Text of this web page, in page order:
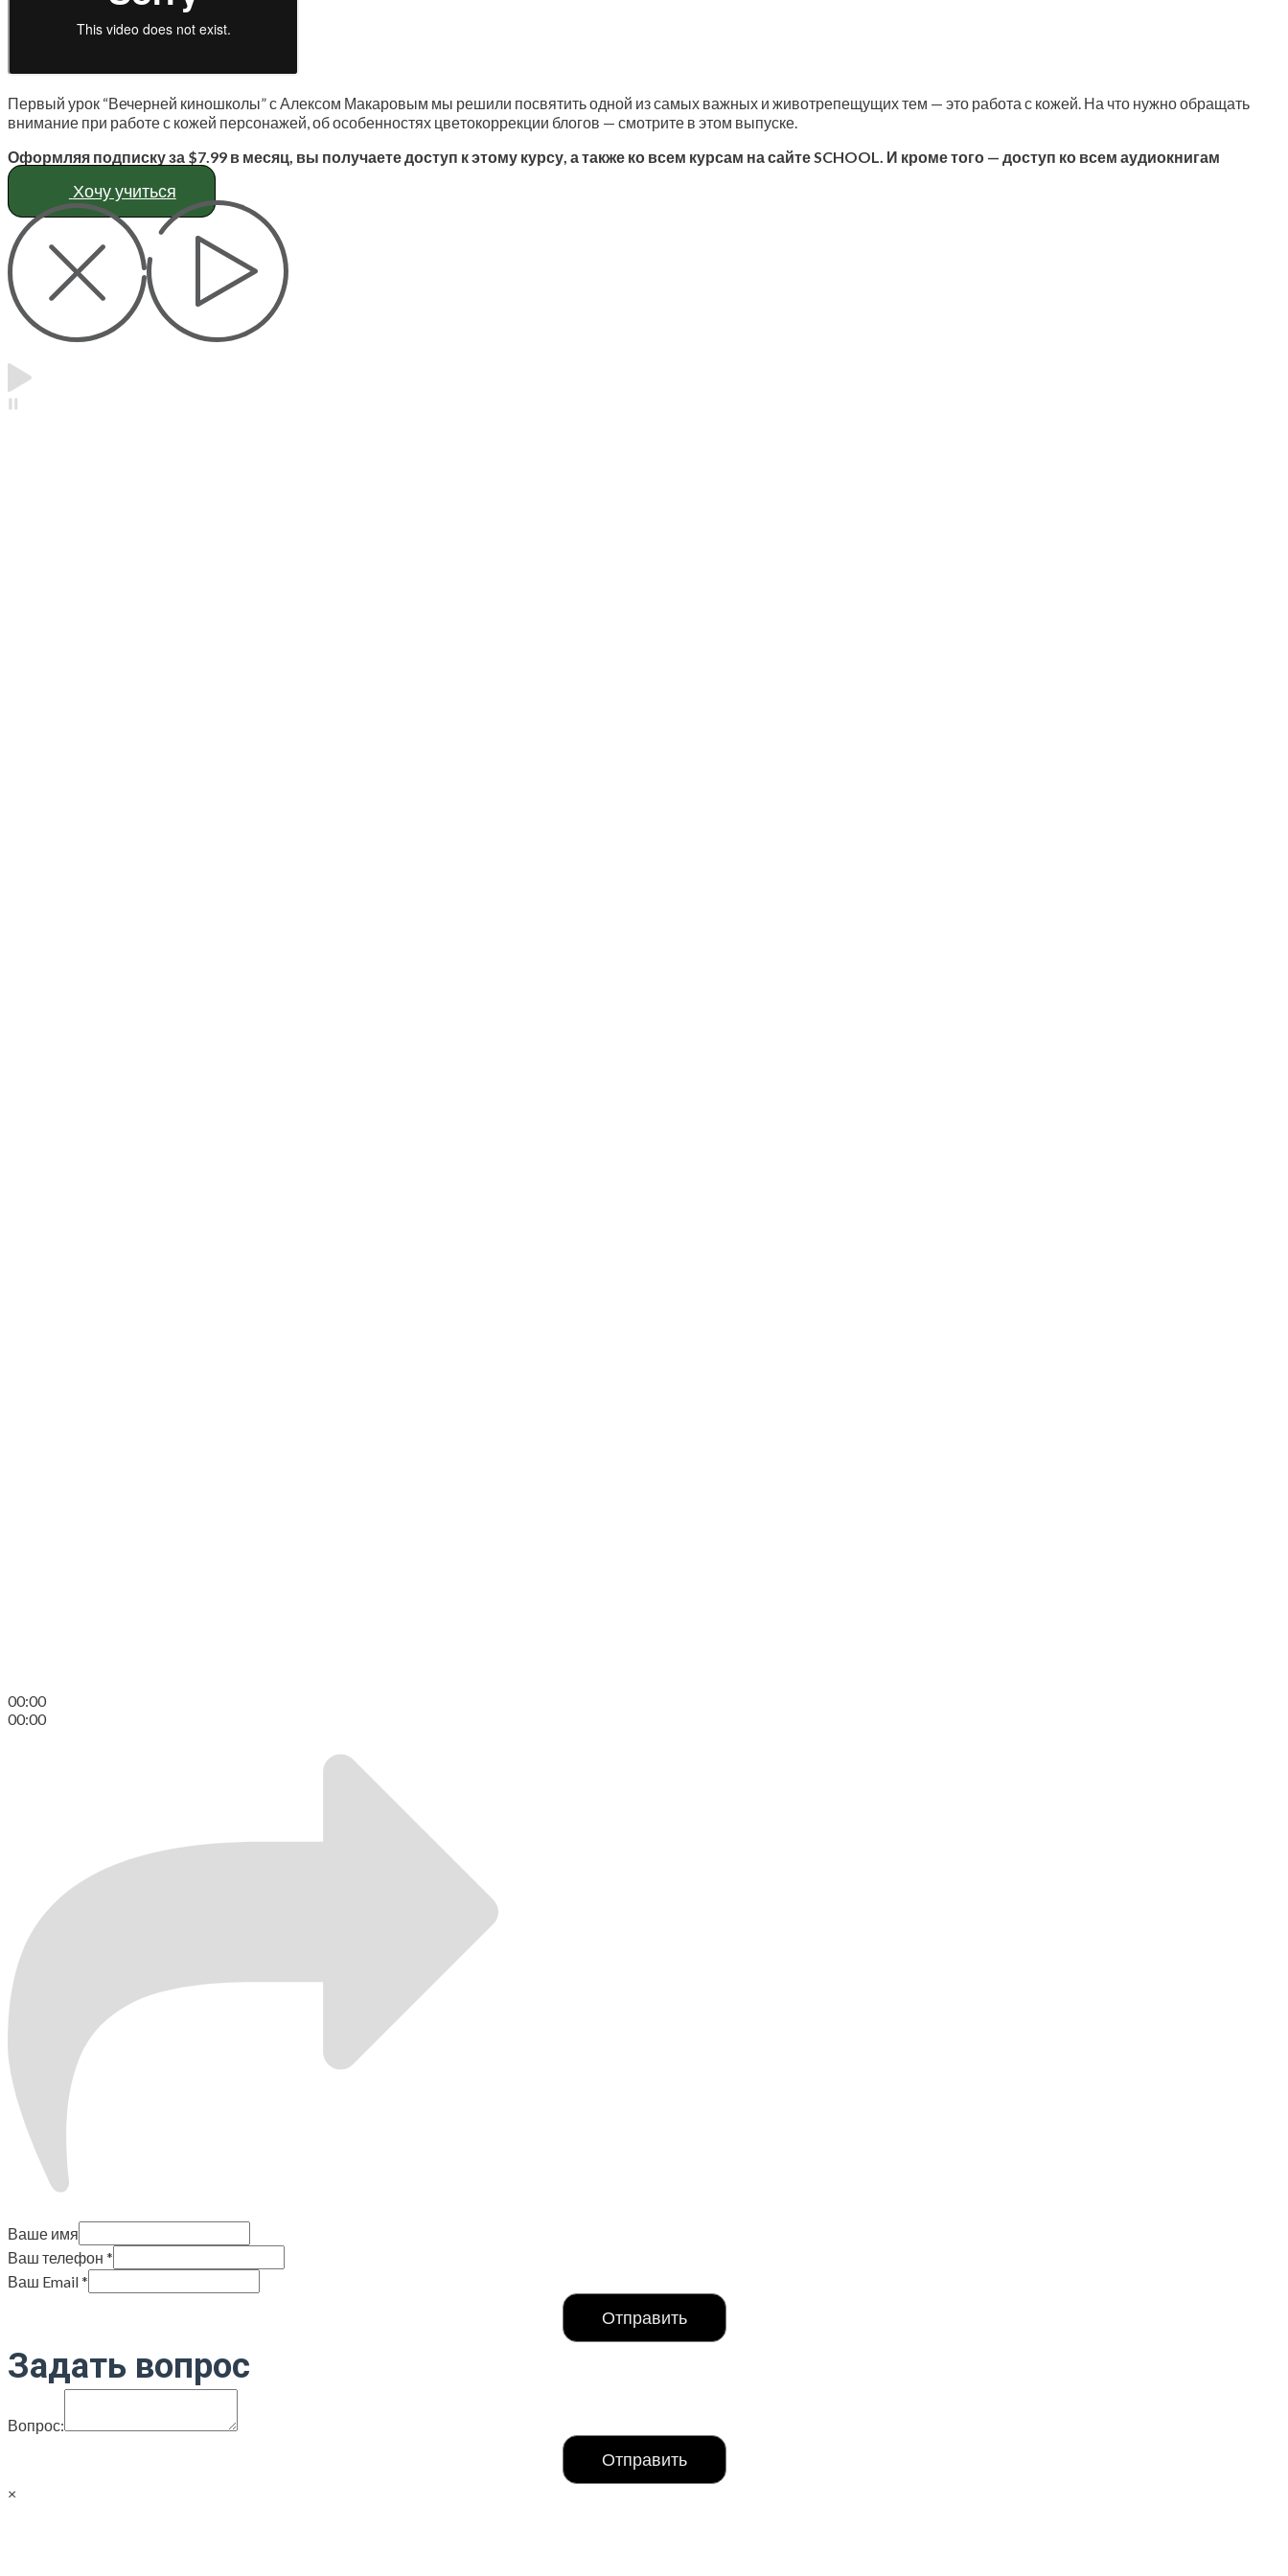
Пер­вый урок “Вечер­ней кино­шко­лы” с Алек­сом Мака­ро­вым мы реши­ли посвя­тить одной из самых важ­ных и живо­тре­пе­щу­щих тем — это рабо­та с кожей. На что нуж­но обра­щать
вни­ма­ние при рабо­те с кожей пер­со­на­жей, об осо­бен­но­стях цве­то­кор­рек­ции бло­гов — смот­ри­те в этом выпуске.
Оформ­ляя под­пис­ку за $7.99 в месяц, вы полу­ча­е­те доступ к это­му кур­су, а так­же ко всем кур­сам на сай­те SCHOOL. И кро­ме того — доступ ко всем аудиокнигам
Хочу учить­ся
00:00
00:00
Ваше имя
Ваш телефон *
Ваш Email*
Отправить
Задать вопрос
Вопрос:
Отправить
×